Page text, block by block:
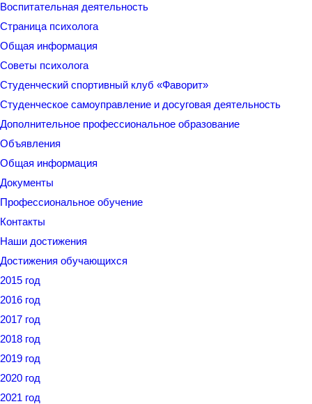
Воспитательная деятельность
Страница психолога
Общая информация
Советы психолога
Студенческий спортивный клуб «Фаворит»
Студенческое самоуправление и досуговая деятельность
Дополнительное профессиональное образование
Объявления
Общая информация
Документы
Профессиональное обучение
Контакты
Наши достижения
Достижения обучающихся
2015 год
2016 год
2017 год
2018 год
2019 год
2020 год
2021 год